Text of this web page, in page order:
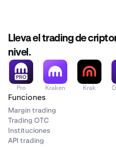
Lleva el trading de
nivel.
Pro Kraken Krak
Funciones
Margin trading
Trading OTC
Instituciones
API trading